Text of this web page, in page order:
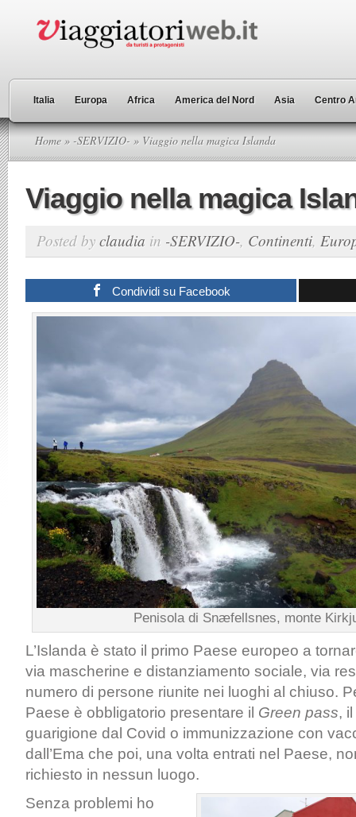
Italia Europa Africa America del Nord Asia Centro
Home » -SERVIZIO- » Viaggio nella magica Islanda
Viaggio nella magica
Posted by claudia in -SERVIZIO-, Continenti,
Condividi su Facebook
Penisola di Snæfellsnes, monte
L’Islanda è stato il primo Paese europeo a
via mascherine e distanziamento sociale, via
numero di persone riunite nei luoghi al chiuso.
Paese è obbligatorio presentare il Green pass,
guarigione dal Covid o immunizzazione con
dall’Ema che poi, una volta entrati nel Paese,
richiesto in nessun luogo.
Senza problemi ho